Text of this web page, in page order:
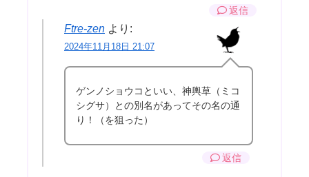
返信
Ftre-zen より:
2024年11月18日 21:07
ゲンノショウコといい、神輿草（ミコ
シグサ）との別名があってその名の通
り！（を狙った）
返信